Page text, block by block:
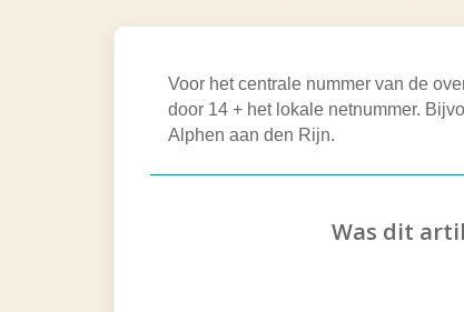
Voor het centrale nummer van de
door 14 + het lokale netnummer.
Alphen aan den Rijn.
Was dit